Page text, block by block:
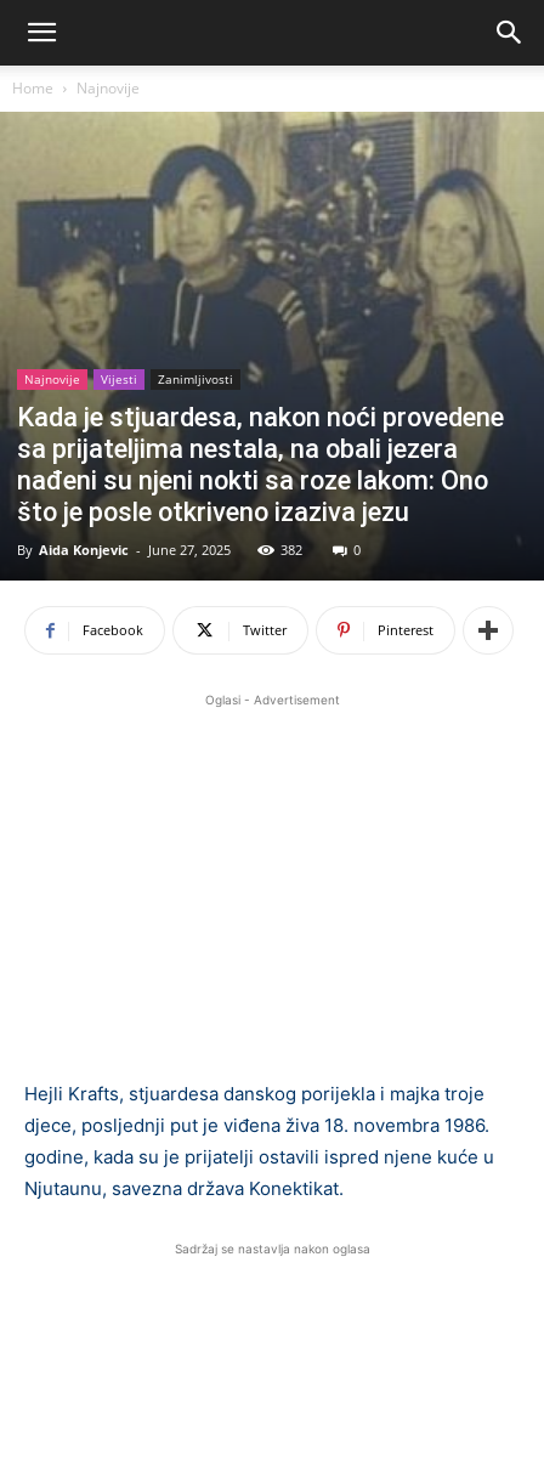
Home Najnovije
Najnovije Vijesti Zanimljivosti
Kada je stjuardesa, nakon noći provedene
sa prijateljima nestala, na obali jezera
nađeni su njeni nokti sa roze lakom: Ono
što je posle otkriveno izaziva jezu
By Aida Konjevic - June 27, 2025 382 0
Facebook Twitter Pinterest
Oglasi - Advertisement
Hejli Krafts, stjuardesa danskog porijekla i majka troje
djece, posljednji put je viđena živa 18. novembra 1986.
godine, kada su je prijatelji ostavili ispred njene kuće u
Njutaunu, savezna država Konektikat.
Sadržaj se nastavlja nakon oglasa